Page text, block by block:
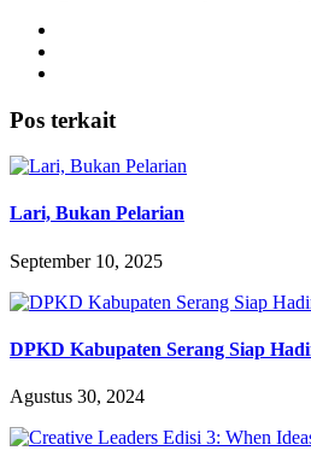
Pos terkait
Lari, Bukan Pelarian
September 10, 2025
DPKD Kabupaten Serang Siap
Agustus 30, 2024